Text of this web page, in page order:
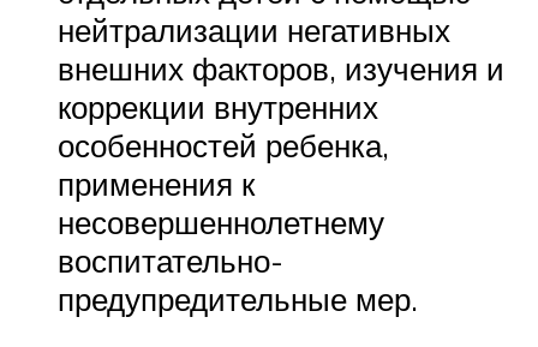
нейтрализации негативных
внешних факторов, изучения и
коррекции внутренних
особенностей ребенка,
применения к
несовершеннолетнему
воспитательно-
предупредительные мер.